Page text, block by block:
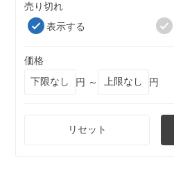
売り切れ
表示する
価格
円 ～
円
リセット